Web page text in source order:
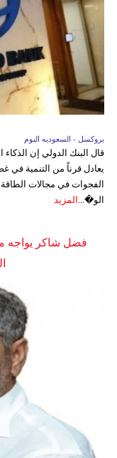
بروكسل - السعوديه اليوم
قال البنك الدولي إن
يعادل قرناً من التنمية
الفجوات في مجالات
الو�... المزيد
فضل شاكر يواجه